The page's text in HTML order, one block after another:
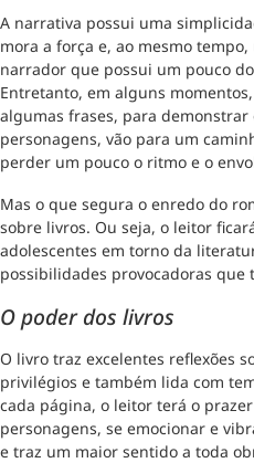
A narrativa possui uma
mora a força e, ao mesmo
narrador que possui um pouco
Entretanto, em alguns
algumas frases, para demonstrar
personagens, vão para um
perder um pouco o ritmo e o
Mas o que segura o enredo do
sobre livros. Ou seja, o leitor
adolescentes em torno da
possibilidades provocadoras que
O poder dos livros
O livro traz excelentes reflexões
privilégios e também lida com
cada página, o leitor terá o
personagens, se emocionar e
e traz um maior sentido a toda